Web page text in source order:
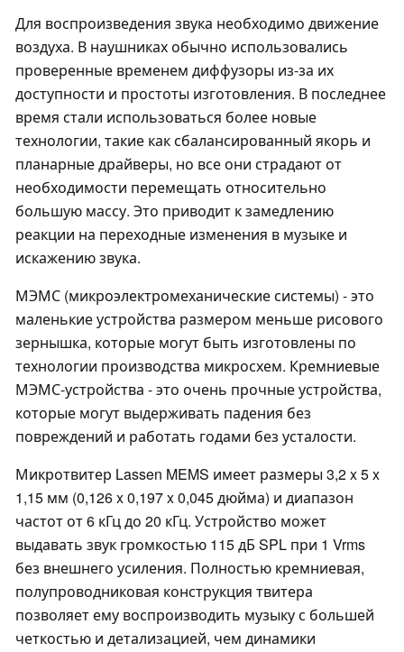
Для воспроизведения звука необходимо движение
воздуха. В наушниках обычно использовались
проверенные временем диффузоры из-за их
доступности и простоты изготовления. В последнее
время стали использоваться более новые
технологии, такие как сбалансированный якорь и
планарные драйверы, но все они страдают от
необходимости перемещать относительно
большую массу. Это приводит к замедлению
реакции на переходные изменения в музыке и
искажению звука.
МЭМС (микроэлектромеханические системы) - это
маленькие устройства размером меньше рисового
зернышка, которые могут быть изготовлены по
технологии производства микросхем. Кремниевые
МЭМС-устройства - это очень прочные устройства,
которые могут выдерживать падения без
повреждений и работать годами без усталости.
Микротвитер Lassen MEMS имеет размеры 3,2 x 5 x
1,15 мм (0,126 x 0,197 x 0,045 дюйма) и диапазон
частот от 6 кГц до 20 кГц. Устройство может
выдавать звук громкостью 115 дБ SPL при 1 Vrms
без внешнего усиления. Полностью кремниевая,
полупроводниковая конструкция твитера
позволяет ему воспроизводить музыку с большей
четкостью и детализацией, чем динамики